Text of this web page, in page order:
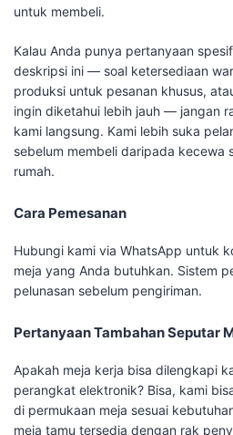
untuk membeli.
Kalau Anda punya pertanyaan
deskripsi ini — soal ketersediaan
produksi untuk pesanan khusus,
ingin diketahui lebih jauh — jangan
kami langsung. Kami lebih suka
sebelum membeli daripada kecewa
rumah.
Cara Pemesanan
Hubungi kami via WhatsApp untuk
meja yang Anda butuhkan. Sistem
pelunasan sebelum pengiriman.
Pertanyaan Tambahan Seputar
Apakah meja kerja bisa dilengkapi
perangkat elektronik? Bisa, kami
di permukaan meja sesuai
meja tamu tersedia dengan rak